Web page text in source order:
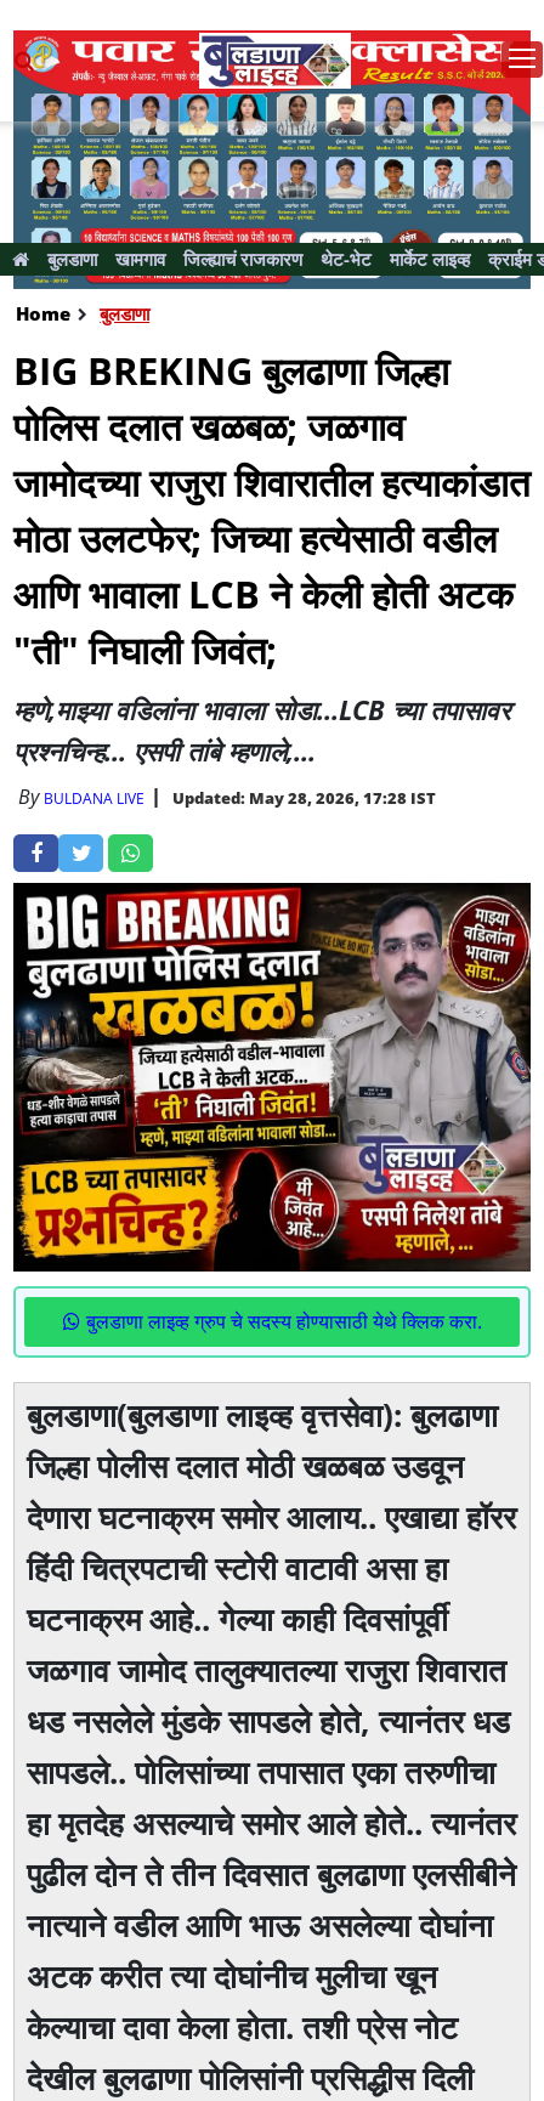
बुलडाणा खामगाव जिल्ह्याचं राजकारण थेट-भेट मार्केट लाइव्ह क्राईम
Home बुलडाणा
BIG BREKING बुलढाणा जिल्हा
पोलिस दलात खळबळ; जळगाव
जामोदच्या राजुरा शिवारातील हत्याकांडात
मोठा उलटफेर; जिच्या हत्येसाठी वडील
आणि भावाला LCB ने केली होती अटक
"ती" निघाली जिवंत;
म्हणे,माझ्या वडिलांना भावाला सोडा...LCB च्या तपासावर
प्रश्नचिन्ह... एसपी तांबे म्हणाले,...
By BULDANA LIVE Updated: May 28, 2026, 17:28 IST
बुलडाणा लाइव्ह ग्रुप चे सदस्य होण्यासाठी येथे क्लिक करा.
बुलडाणा(बुलडाणा लाइव्ह वृत्तसेवा): बुलढाणा
जिल्हा पोलीस दलात मोठी खळबळ उडवून
देणारा घटनाक्रम समोर आलाय.. एखाद्या हॉरर
हिंदी चित्रपटाची स्टोरी वाटावी असा हा
घटनाक्रम आहे.. गेल्या काही दिवसांपूर्वी
जळगाव जामोद तालुक्यातल्या राजुरा शिवारात
धड नसलेले मुंडके सापडले होते, त्यानंतर धड
सापडले.. पोलिसांच्या तपासात एका तरुणीचा
हा मृतदेह असल्याचे समोर आले होते.. त्यानंतर
पुढील दोन ते तीन दिवसात बुलढाणा एलसीबीने
नात्याने वडील आणि भाऊ असलेल्या दोघांना
अटक करीत त्या दोघांनीच मुलीचा खून
केल्याचा दावा केला होता. तशी प्रेस नोट
देखील बुलढाणा पोलिसांनी प्रसिद्धीस दिली